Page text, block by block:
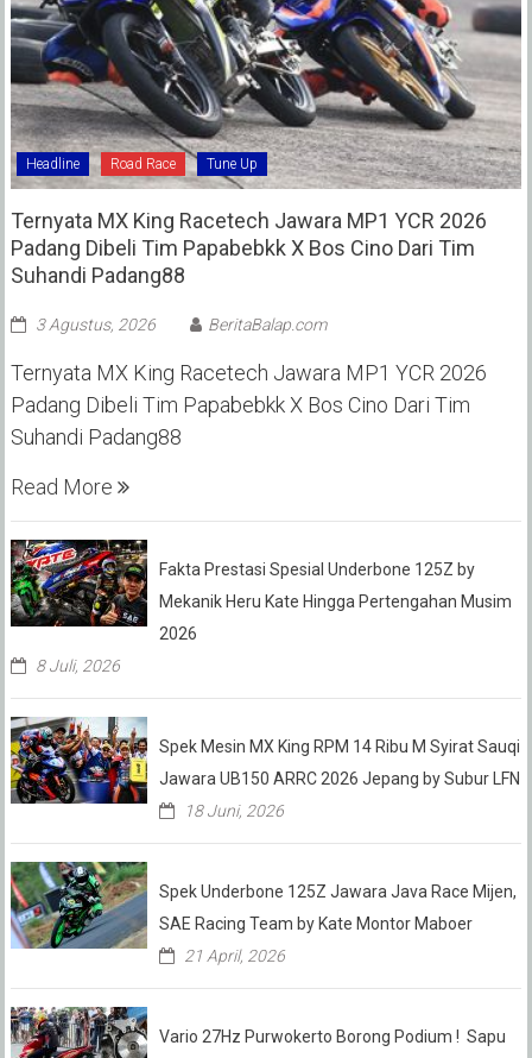
Headline Road Race Tune Up
Ternyata MX King Racetech Jawara MP1 YCR 2026
Padang Dibeli Tim Papabebkk X Bos Cino Dari Tim
Suhandi Padang88
3 Agustus, 2026 BeritaBalap.com
Ternyata MX King Racetech Jawara MP1 YCR 2026
Padang Dibeli Tim Papabebkk X Bos Cino Dari Tim
Suhandi Padang88
Read More
Fakta Prestasi Spesial Underbone 125Z by
Mekanik Heru Kate Hingga Pertengahan Musim
2026
8 Juli, 2026
Spek Mesin MX King RPM 14 Ribu M Syirat Sauqi
Jawara UB150 ARRC 2026 Jepang by Subur LFN
18 Juni, 2026
Spek Underbone 125Z Jawara Java Race Mijen,
SAE Racing Team by Kate Montor Maboer
21 April, 2026
Vario 27Hz Purwokerto Borong Podium ! Sapu